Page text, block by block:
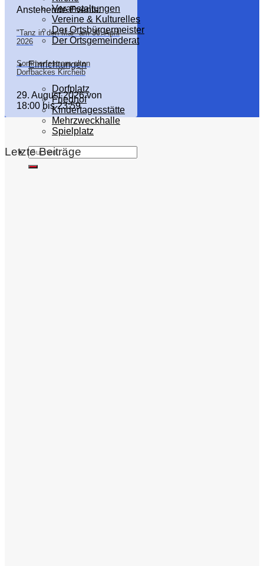
Veranstaltungen
Vereine & Kulturelles
Der Ortsbürgermeister
Der Ortsgemeinderat
Einrichtungen
Dorfplatz
Friedhof
Kindertagesstätte
Mehrzweckhalle
Spielplatz
Anstehende Events:
"Tanz in den Mai" am 30. April
2026
Sommerfest am alten
Dorfbackes Kircheib
29. August 2026 von
18:00 bis23:59
Letzte Beiträge